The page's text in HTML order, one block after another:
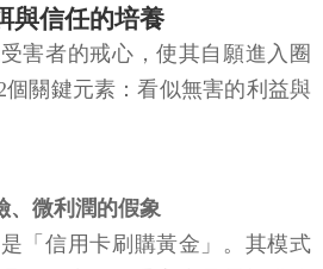
與信任的培養
害者的戒心，使其自願進入圈
關鍵元素：看似無害的利益與
、微利潤的假象
「信用卡刷購黃金」。其模式